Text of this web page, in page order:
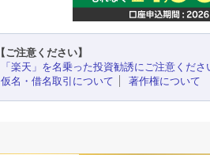
【ご注意ください】
「楽天」を名乗った投資勧誘にご注意くださ
仮名・借名取引について
著作権について